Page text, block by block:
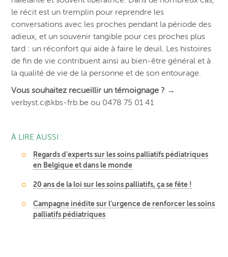
le récit est un tremplin pour reprendre les
conversations avec les proches pendant la période des
adieux, et un souvenir tangible pour ces proches plus
tard : un réconfort qui aide à faire le deuil. Les histoires
de fin de vie contribuent ainsi au bien-être général et à
la qualité de vie de la personne et de son entourage.
Vous souhaitez recueillir un témoignage ? →
verbyst.c@kbs-frb.be ou 0478 75 01 41
À LIRE AUSSI :
Regards d’experts sur les soins palliatifs pédiatriques
en Belgique et dans le monde
20 ans de la loi sur les soins palliatifs, ça se fête !
Campagne inédite sur l’urgence de renforcer les soins
palliatifs pédiatriques